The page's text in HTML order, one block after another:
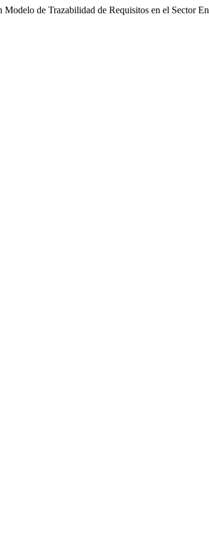
de Trazabilidad de Requisitos en el Sector